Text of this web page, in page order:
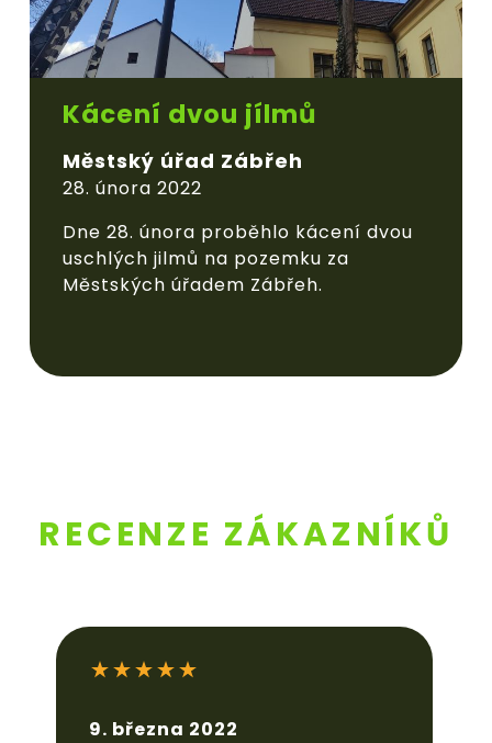
Kácení dvou jílmů
Městský úřad Zábřeh
28. února 2022
Dne 28. února proběhlo kácení dvou
uschlých jilmů na pozemku za
Městských úřadem Zábřeh.
RECENZE ZÁKAZNÍKŮ
14. března 2022